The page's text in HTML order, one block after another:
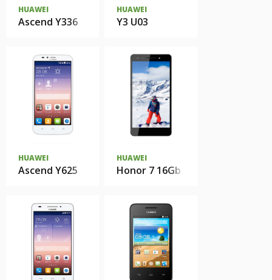
HUAWEI
Ascend Y336
HUAWEI
Y3 U03
HUAWEI
Ascend Y625
HUAWEI
Honor 7 16Gb